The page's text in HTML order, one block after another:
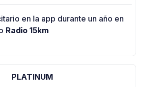
en la app durante un año en
Radio 15km
PLATINUM